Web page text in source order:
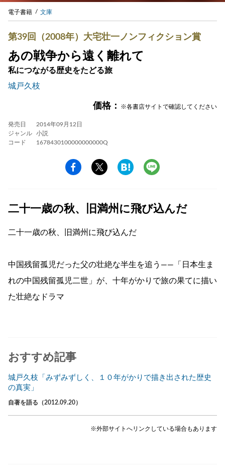
電子書籍 文庫
第39回（2008年）大宅壮一ノンフィクション賞
あの戦争から遠く離れて
私につながる歴史をたどる旅
城戸久枝
価格： ※各書店サイトで確認してください
発売日
2014年09月12日
ジャンル
小説
コード
1678430100000000000Q
二十一歳の秋、旧満州に飛び込んだ
二十一歳の秋、旧満州に飛び込んだ
中国残留孤児だった父の壮絶な半生を追う――「日本生ま
れの中国残留孤児二世」が、十年がかりで旅の果てに描い
た壮絶なドラマ
おすすめ記事
城戸久枝「みずみずしく、１０年がかりで描き出された歴史
の真実」
自著を語る（2012.09.20）
※外部サイトへリンクしている場合もあります